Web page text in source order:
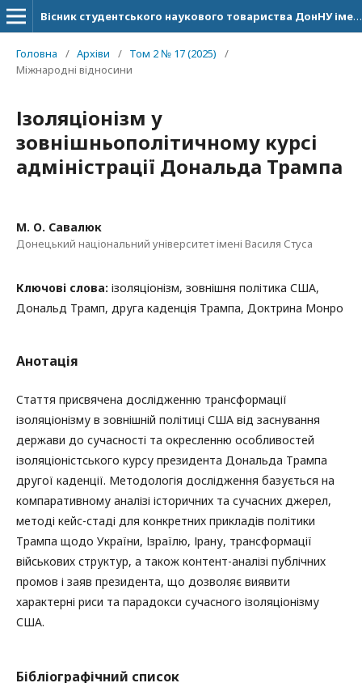
Вісник студентського наукового товариства ДонНУ імені Василя Стуса
Головна / Архіви / Том 2 № 17 (2025)
/
Міжнародні відносини
Ізоляціонізм у
зовнішньополітичному курсі
адміністрації Дональда Трампа
М. О. Савалюк
Донецький національний університет імені Василя Стуса
Ключові слова: ізоляціонізм, зовнішня політика США,
Дональд Трамп, друга каденція Трампа, Доктрина Монро
Анотація
Cтаття присвячена дослідженню трансформації
ізоляціонізму в зовнішній політиці США від заснування
держави до сучасності та окресленню особливостей
ізоляціоністського курсу президента Дональда Трампа
другої каденції. Методологія дослідження базується на
компаративному аналізі історичних та сучасних джерел,
методі кейс-стаді для конкретних прикладів політики
Трампа щодо України, Ізраїлю, Ірану, трансформації
військових структур, а також контент-аналізі публічних
промов і заяв президента, що дозволяє виявити
характерні риси та парадокси сучасного ізоляціонізму
США.
Бібліографічний список